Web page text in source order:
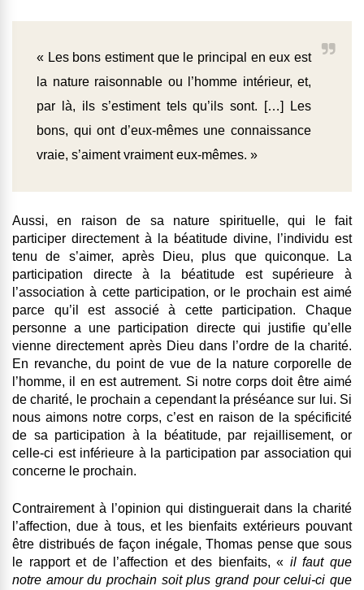
« Les bons estiment que le principal en eux est
la nature raisonnable ou l’homme intérieur, et,
par là, ils s’estiment tels qu’ils sont. […] Les
bons, qui ont d’eux-mêmes une connaissance
vraie, s’aiment vraiment eux-mêmes. »
Aussi, en raison de sa nature spirituelle, qui le fait
participer directement à la béatitude divine, l’individu est
tenu de s’aimer, après Dieu, plus que quiconque. La
participation directe à la béatitude est supérieure à
l’association à cette participation, or le prochain est aimé
parce qu’il est associé à cette participation. Chaque
personne a une participation directe qui justifie qu’elle
vienne directement après Dieu dans l’ordre de la charité.
En revanche, du point de vue de la nature corporelle de
l’homme, il en est autrement. Si notre corps doit être aimé
de charité, le prochain a cependant la préséance sur lui. Si
nous aimons notre corps, c’est en raison de la spécificité
de sa participation à la béatitude, par rejaillisement, or
celle-ci est inférieure à la participation par association qui
concerne le prochain.
Contrairement à l’opinion qui distinguerait dans la charité
l’affection, due à tous, et les bienfaits extérieurs pouvant
être distribués de façon inégale, Thomas pense que sous
le rapport et de l’affection et des bienfaits, « il faut que
notre amour du prochain soit plus grand pour celui-ci que